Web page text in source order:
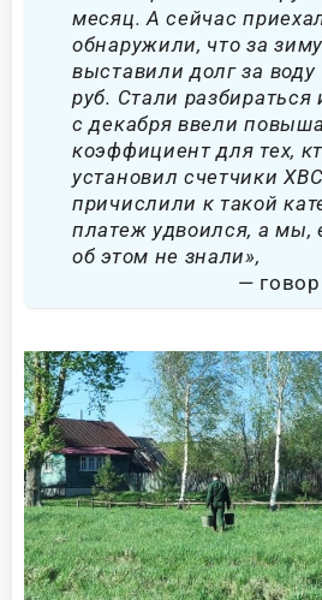
месяц. А сейчас
обнаружили, что за
выставили долг за
руб. Стали разбираться
с декабря ввели
коэффициент для тех,
установил счетчики
причислили к такой
платеж удвоился, а мы,
об этом не знали»,